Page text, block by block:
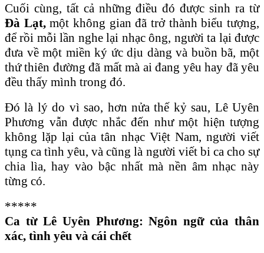
Cuối cùng, tất cả những điều đó được sinh ra từ
Đà Lạt,một không gian đã trở thành biểu tượng,
để rồi mỗi lần nghe lại nhạc ông, người ta lại được
đưa về một miền ký ức dịu dàng và buồn bã, một
thứ thiên đường đã mất mà ai đang yêu hay đã yêu
đều thấy mình trong đó.
Đó là lý do vì sao, hơn nửa thế kỷ sau, Lê Uyên
Phương vẫn được nhắc đến như một hiện tượng
không lặp lại của tân nhạc Việt Nam, người viết
tụng ca tình yêu, và cũng là người viết bi ca cho sự
chia lìa, hay vào bậc nhất mà nền âm nhạc này
từng có.
*****
Ca từ Lê Uyên Phương: Ngôn ngữ của thân
xác, tình yêu và cái chết